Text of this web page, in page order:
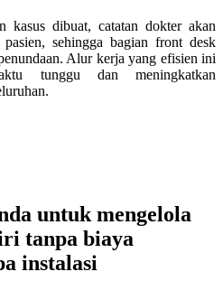
kasus dibuat, catatan dokter akan
sehingga bagian front desk
Alur kerja yang efisien ini
tunggu dan meningkatkan
untuk mengelola
tanpa biaya
instalasi